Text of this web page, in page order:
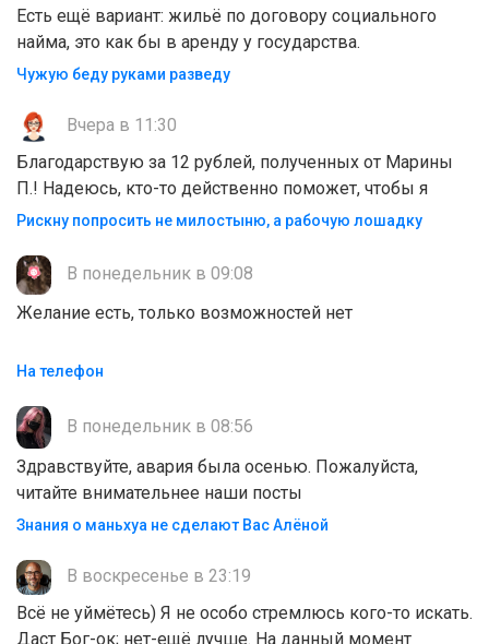
Есть ещё вариант: жильё по договору социального
найма, это как бы в аренду у государства.
Чужую беду руками разведу
Вчера в 11:30
Благодарствую за 12 рублей, полученных от Марины
П.! Надеюсь, кто-то действенно поможет, чтобы я
Рискну попросить не милостыню, а рабочую лошадку
В понедельник в 09:08
Желание есть, только возможностей нет
На телефон
В понедельник в 08:56
Здравствуйте, авария была осенью. Пожалуйста,
читайте внимательнее наши посты
Знания о маньхуа не сделают Вас Алëной
В воскресенье в 23:19
Всё не уймётесь) Я не особо стремлюсь кого-то искать.
Даст Бог-ок; нет-ещё лучше. На данный момент